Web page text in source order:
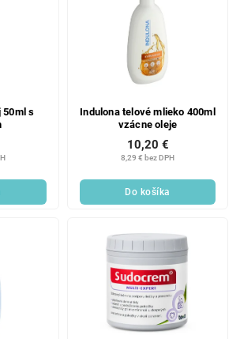
50ml s
Indulona telové mlieko 400ml
vzácne oleje
8,29 € bez DPH
10,20 €
Do košíka